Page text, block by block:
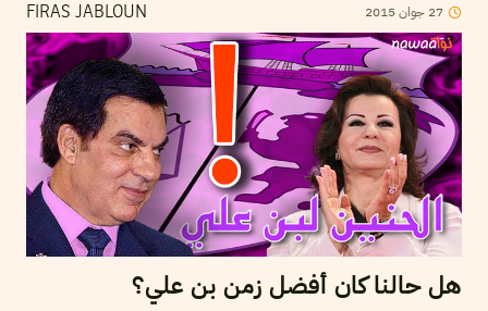
FIRAS JABLOUN 27 جوان 2015
هل حالنا كان أفضل زمن بن علي؟